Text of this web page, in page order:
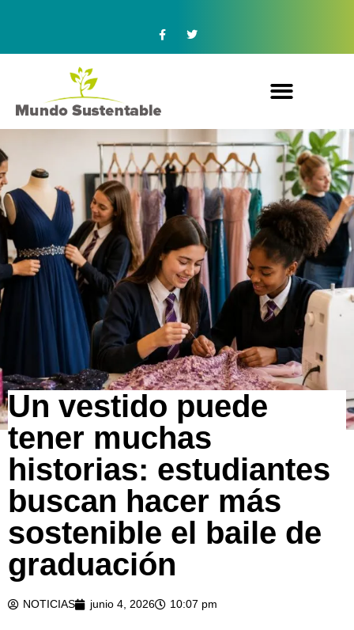
Un vestido puede
tener muchas
historias: estudiantes
buscan hacer más
sostenible el baile de
graduación
NOTICIAS junio 4, 2026 10:07 pm